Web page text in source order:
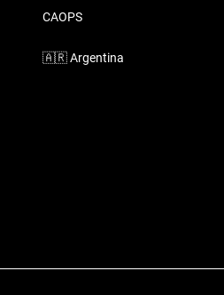
CAOPS
🇦🇷 Argentina